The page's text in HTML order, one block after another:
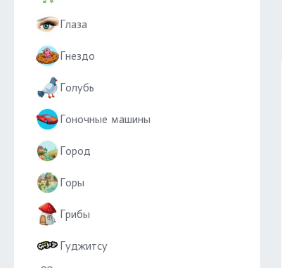
Глаза
Гнездо
Голубь
Гоночные машины
Город
Горы
Грибы
Гуджитсу